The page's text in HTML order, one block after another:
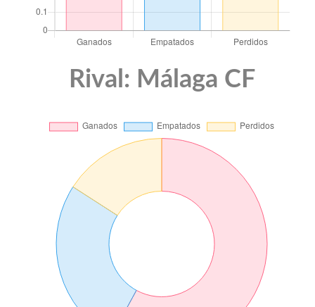
Rival: Málaga CF